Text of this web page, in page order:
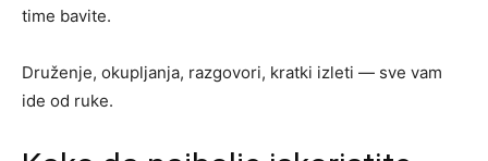
time bavite.
Druženje, okupljanja, razgovori, kratki izleti — sve vam
ide od ruke.